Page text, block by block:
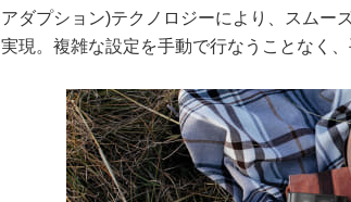
アダプション)テクノロジーにより、スムー
実現。複雑な設定を手動で行なうことなく、